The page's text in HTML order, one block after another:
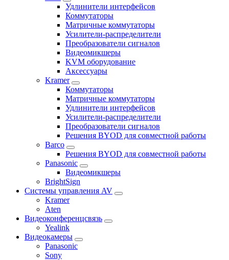
Удлинители интерфейсов
Коммутаторы
Матричные коммутаторы
Усилители-распределители
Преобразователи сигналов
Видеомикшеры
KVM оборудование
Аксессуары
Kramer
Коммутаторы
Матричные коммутаторы
Удлинители интерфейсов
Усилители-распределители
Преобразователи сигналов
Решения BYOD для совместной работы
Barco
Решения BYOD для совместной работы
Panasonic
Видеомикшеры
BrightSign
Системы управления AV
Kramer
Aten
Видеоконференцсвязь
Yealink
Видеокамеры
Panasonic
Sony